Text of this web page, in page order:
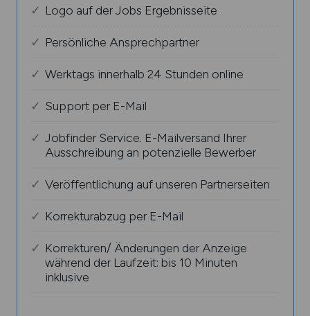
Logo auf der Jobs Ergebnisseite
Persönliche Ansprechpartner
Werktags innerhalb 24 Stunden online
Support per E-Mail
Jobfinder Service. E-Mailversand Ihrer
Ausschreibung an potenzielle Bewerber
Veröffentlichung auf unseren Partnerseiten
Korrekturabzug per E-Mail
Korrekturen/ Änderungen der Anzeige
während der Laufzeit: bis 10 Minuten
inklusive